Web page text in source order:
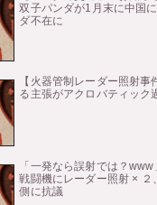
双子パンダが1月末に中国
ダ不在に
【火器管制レーダー照射事
る主張がアクロバティック
「一発なら誤射では？
戦闘機にレーダー照射 × ２
側に抗議